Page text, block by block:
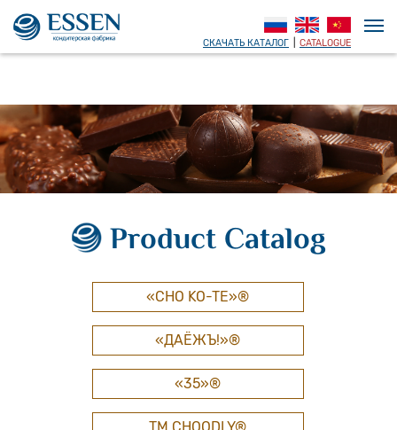
СКАЧАТЬ КАТАЛОГ CATALOGUE
Product Catalog
«CHO KO-TE»®
«ДАЁЖЪ!»®
«35»®